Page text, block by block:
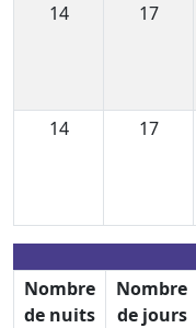
14
17
14
17
Nombre
de nuits
Nombre
de jours